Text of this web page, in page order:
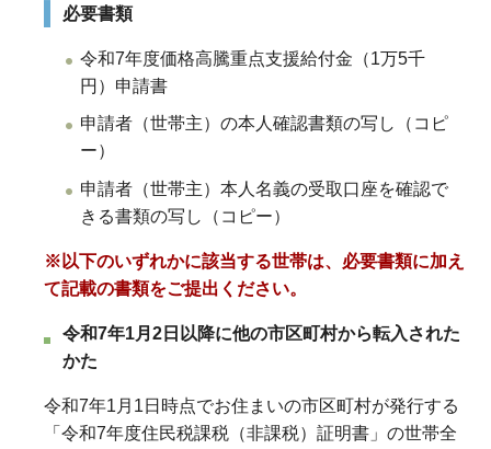
必要書類
令和7年度価格高騰重点支援給付金（1万5千
円）申請書
申請者（世帯主）の本人確認書類の写し（コピ
ー）
申請者（世帯主）本人名義の受取口座を確認で
きる書類の写し（コピー）
※以下のいずれかに該当する世帯は、必要書類に加え
て記載の書類をご提出ください。
令和7年1月2日以降に他の市区町村から転入された
かた
令和7年1月1日時点でお住まいの市区町村が発行する
「令和7年度住民税課税（非課税）証明書」の世帯全